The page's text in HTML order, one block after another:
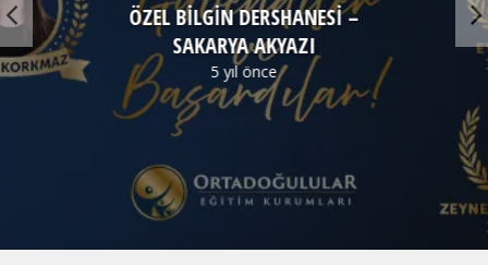
ÖZEL BİLGİN DERSHANESİ –
SAKARYA AKYAZI
5 yıl önce